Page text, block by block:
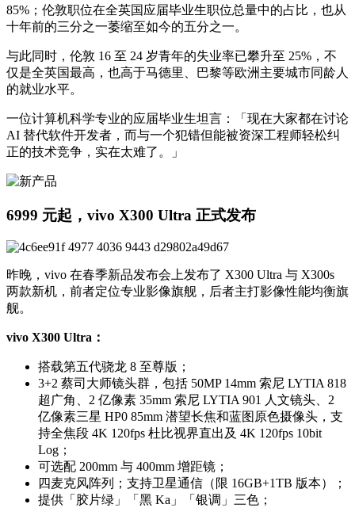
85%；伦敦职位在全英国应届毕业生职位总量中的占比，也从
十年前的三分之一萎缩至如今的五分之一。
与此同时，伦敦 16 至 24 岁青年的失业率已攀升至 25%，不
仅是全英国最高，也高于马德里、巴黎等欧洲主要城市同龄人
的就业水平。
一位计算机科学专业的应届毕业生坦言：「现在大家都在讨论
AI 替代软件开发者，而与一个犯错但能被资深工程师轻松纠
正的技术竞争，实在太难了。」
6999 元起，vivo X300 Ultra 正式发布
昨晚，vivo 在春季新品发布会上发布了 X300 Ultra 与 X300s
两款新机，前者定位专业影像旗舰，后者主打影像性能均衡旗
舰。
vivo X300 Ultra：
搭载第五代骁龙 8 至尊版；
3+2 蔡司大师镜头群，包括 50MP 14mm 索尼 LYTIA 818
超广角、2 亿像素 35mm 索尼 LYTIA 901 人文镜头、2
亿像素三星 HP0 85mm 潜望长焦和蓝图原色摄像头，支
持全焦段 4K 120fps 杜比视界直出及 4K 120fps 10bit
Log；
可选配 200mm 与 400mm 增距镜；
四麦克风阵列；支持卫星通信（限 16GB+1TB 版本）；
提供「胶片绿」「黑 Ka」「银调」三色；